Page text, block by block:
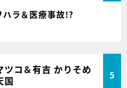
ラ＆医療事故!?
ツコ＆有吉 かりそめ
国
5